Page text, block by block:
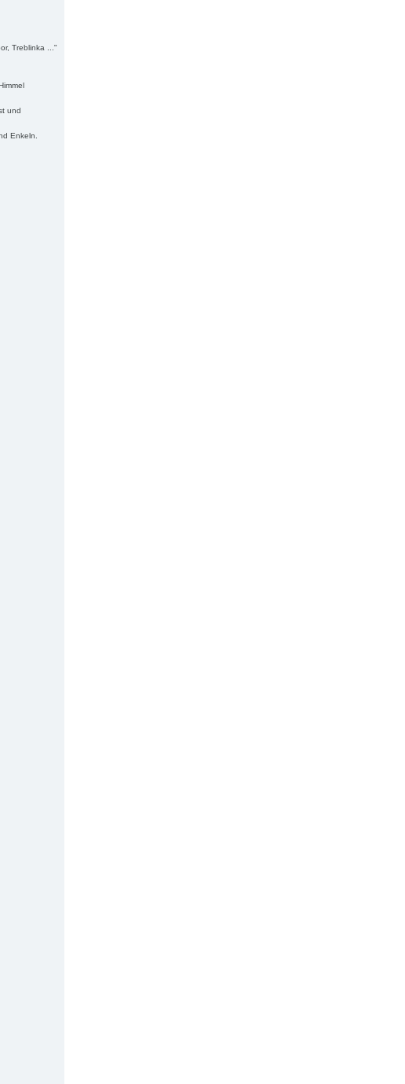
Treblinka ..."
und
Enkeln.